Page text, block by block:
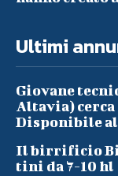
Ultimi
Giovane
Altavia)
Disponibile
Il birrificio
tini da 7-10 hl